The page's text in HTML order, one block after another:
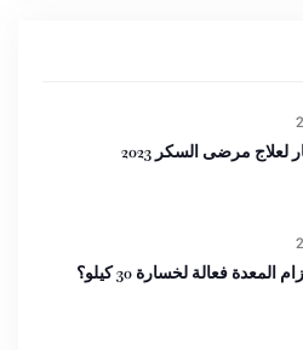
مرضى السكر 2023
فعالة لخسارة 30 كيلو؟